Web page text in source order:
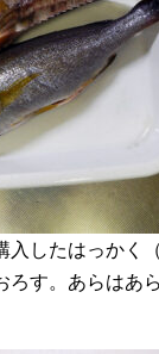
入したはっかく
ろす。あらはあ